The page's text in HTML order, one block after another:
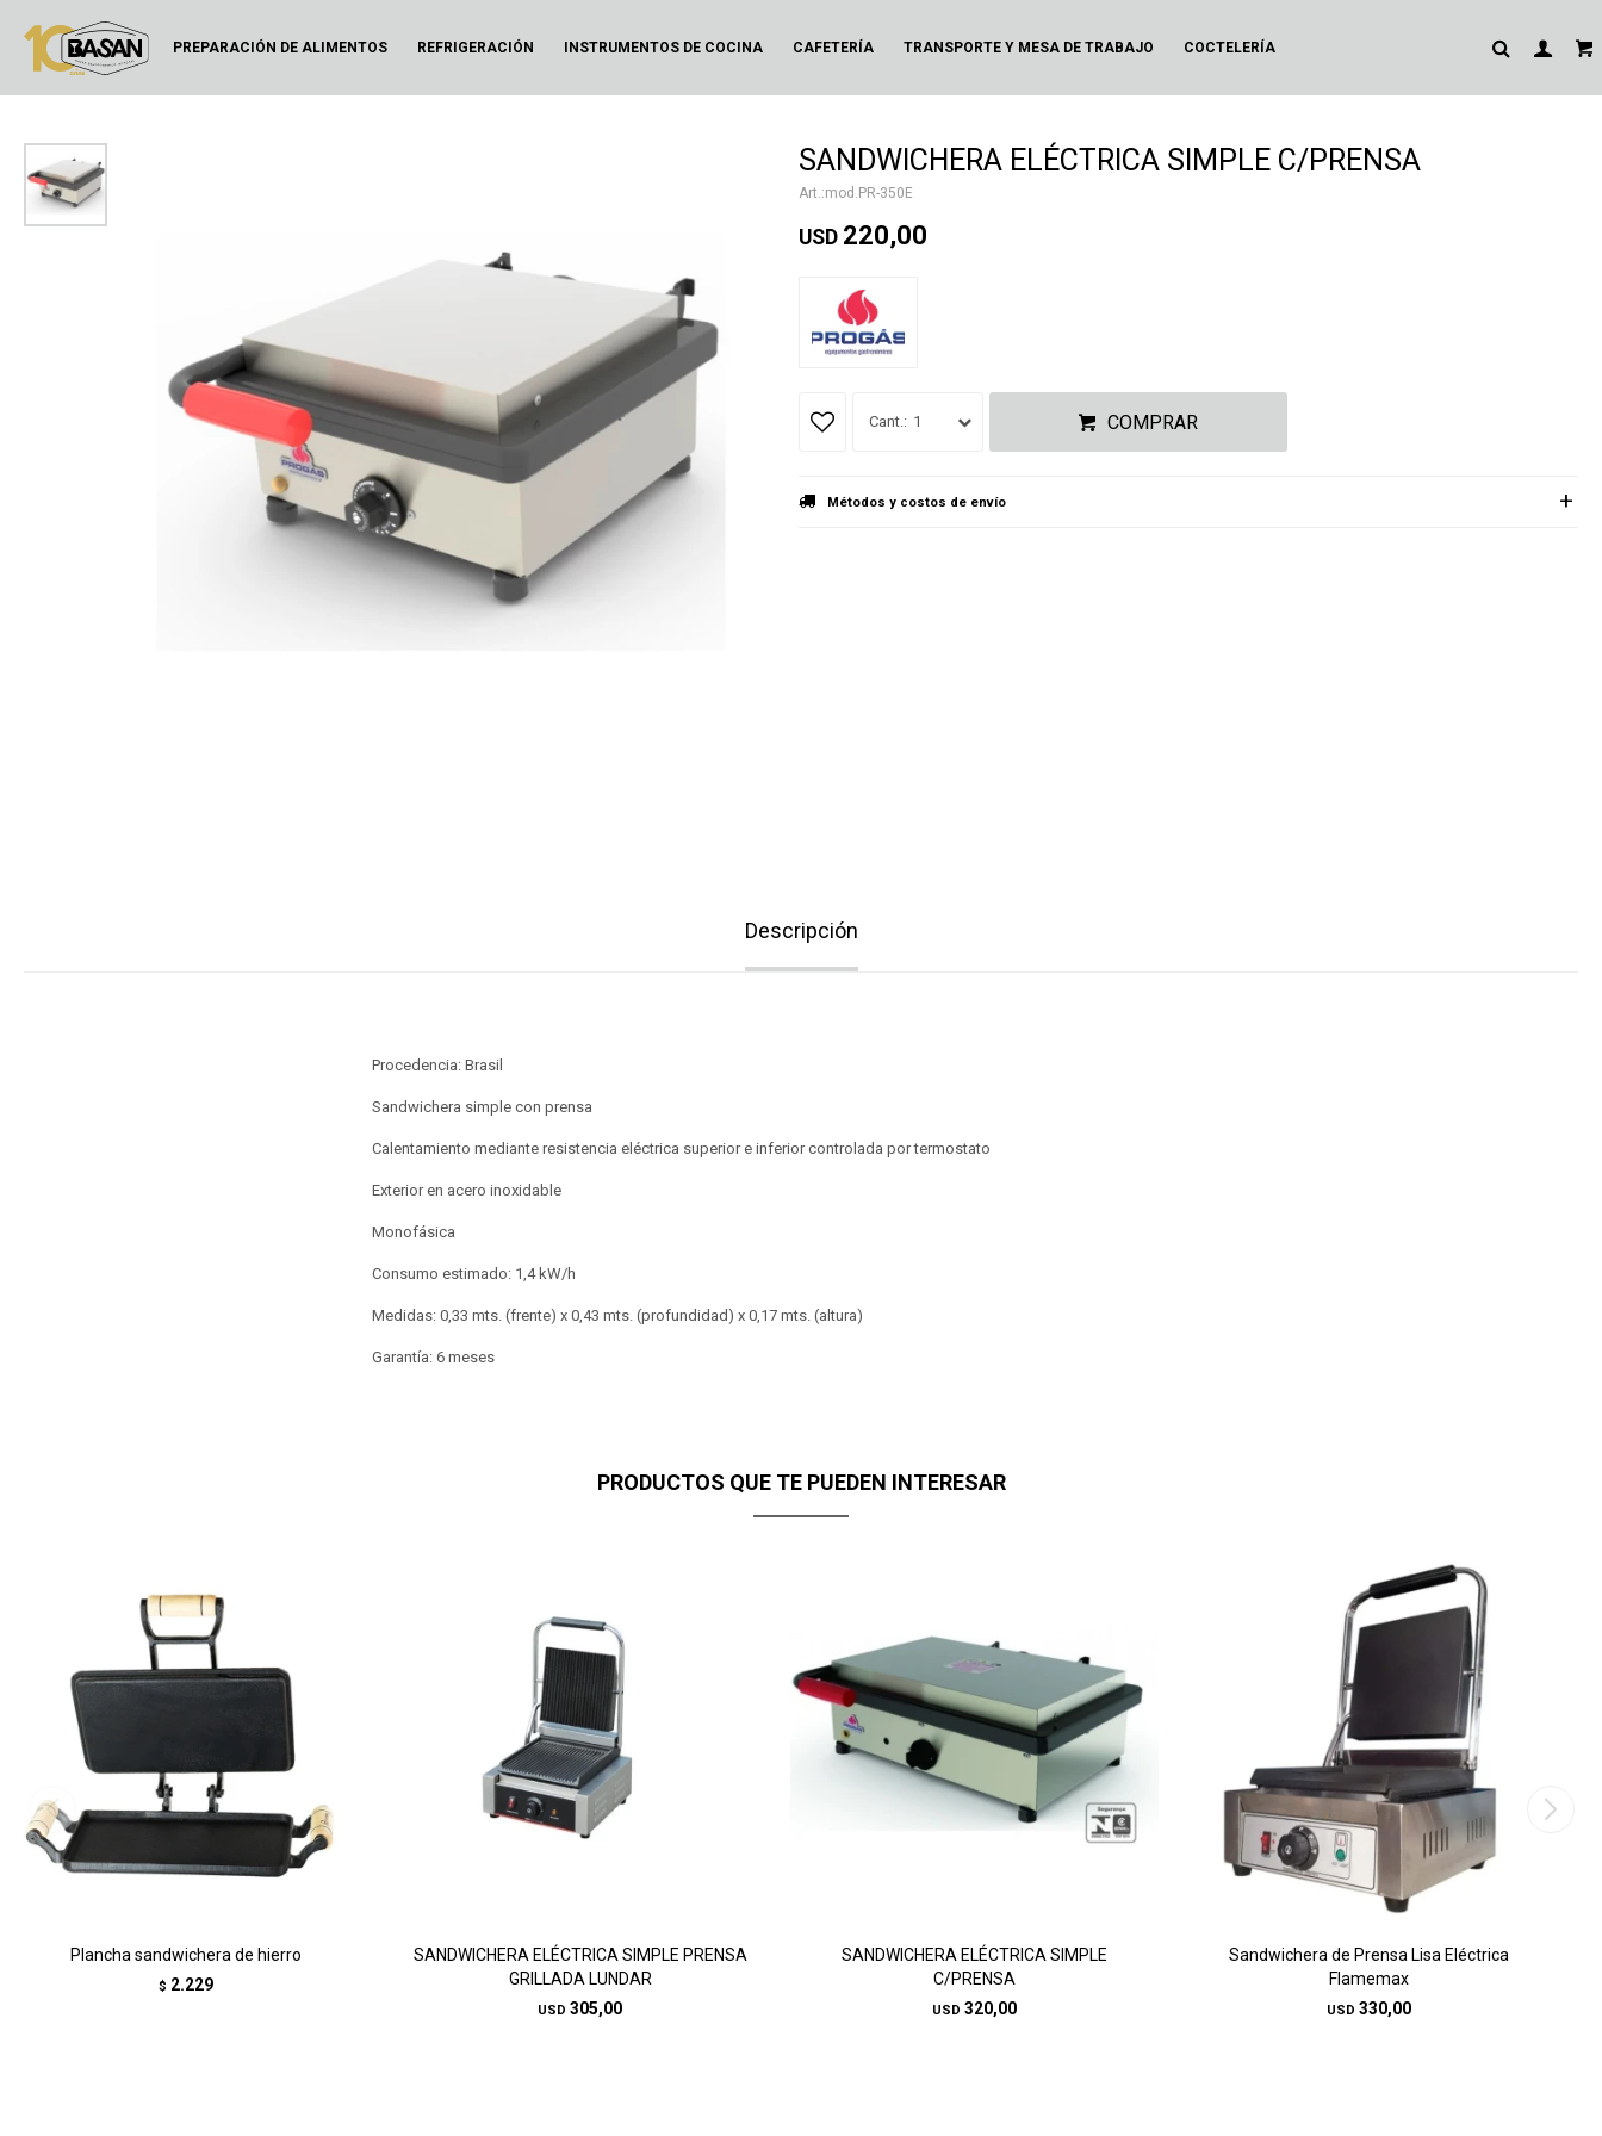
PREPARACIÓN DE ALIMENTOS REFRIGERACIÓN INSTRUMENTOS DE COCINA CAFETERÍA TRANSPORTE Y MESA DE TRABAJO COCTELERÍA
SANDWICHERA ELÉCTRICA SIMPLE C/PRENSA
mod.PR-350E
USD 220,00
1 COMPRAR
Métodos y costos de envío
Descripción
Procedencia: Brasil
Sandwichera simple con prensa
Calentamiento mediante resistencia eléctrica superior e inferior controlada por termostato
Exterior en acero inoxidable
Monofásica
Consumo estimado: 1,4 kW/h
Medidas: 0,33 mts. (frente) x 0,43 mts. (profundidad) x 0,17 mts. (altura)
Garantía: 6 meses
PRODUCTOS QUE TE PUEDEN INTERESAR
Plancha sandwichera de hierro
$ 2.229
SANDWICHERA ELÉCTRICA SIMPLE PRENSA
GRILLADA LUNDAR
USD 305,00
SANDWICHERA ELÉCTRICA SIMPLE
C/PRENSA
USD 320,00
Sandwichera de Prensa Lisa Eléctrica
Flamemax
USD 330,00